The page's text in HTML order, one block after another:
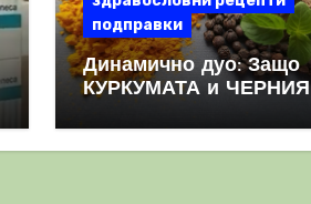
подправки
Динамично дуо: Защо
КУРКУМАТА и ЧЕРНИЯ
комбинация